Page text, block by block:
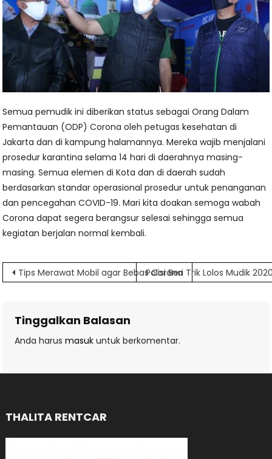
Semua pemudik ini diberikan status sebagai Orang Dalam
Pemantauan (ODP) Corona oleh petugas kesehatan di
Jakarta dan di kampung halamannya. Mereka wajib menjalani
prosedur karantina selama 14 hari di daerahnya masing-
masing. Semua elemen di Kota dan di daerah sudah
berdasarkan standar operasional prosedur untuk penanganan
dan pencegahan COVID-19. Mari kita doakan semoga wabah
Corona dapat segera berangsur selesai sehingga semua
kegiatan berjalan normal kembali.
Navigasi
Tips Merawat Mobil agar Bebas CoronaPolisi Beri Trik Lolos Mudik
Tinggalkan Balasan
Anda harusmasuk untuk berkomentar.
THALITA RENTCAR